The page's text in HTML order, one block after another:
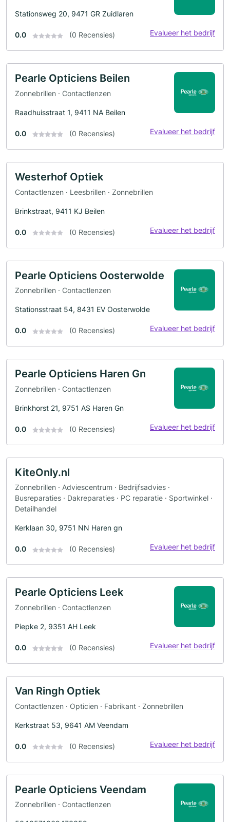
Stationsweg 20, 9471 GR Zuidlaren
0.0 (0 Recensies) Evalueer het bedrijf
Pearle Opticiens Beilen
Zonnebrillen · Contactlenzen
Raadhuisstraat 1, 9411 NA Beilen
0.0 (0 Recensies) Evalueer het bedrijf
Westerhof Optiek
Contactlenzen · Leesbrillen · Zonnebrillen
Brinkstraat, 9411 KJ Beilen
0.0 (0 Recensies) Evalueer het bedrijf
Pearle Opticiens Oosterwolde
Zonnebrillen · Contactlenzen
Stationsstraat 54, 8431 EV Oosterwolde
0.0 (0 Recensies) Evalueer het bedrijf
Pearle Opticiens Haren Gn
Zonnebrillen · Contactlenzen
Brinkhorst 21, 9751 AS Haren Gn
0.0 (0 Recensies) Evalueer het bedrijf
KiteOnly.nl
Zonnebrillen · Adviescentrum · Bedrijfsadvies ·
Busreparaties · Dakreparaties · PC reparatie · Sportwinkel ·
Detailhandel
Kerklaan 30, 9751 NN Haren gn
0.0 (0 Recensies) Evalueer het bedrijf
Pearle Opticiens Leek
Zonnebrillen · Contactlenzen
Piepke 2, 9351 AH Leek
0.0 (0 Recensies) Evalueer het bedrijf
Van Ringh Optiek
Contactlenzen · Opticien · Fabrikant · Zonnebrillen
Kerkstraat 53, 9641 AM Veendam
0.0 (0 Recensies) Evalueer het bedrijf
Pearle Opticiens Veendam
Zonnebrillen · Contactlenzen